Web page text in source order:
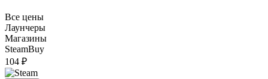
Все цены
Лаунчеры
Магазины
SteamBuy
104 ₽